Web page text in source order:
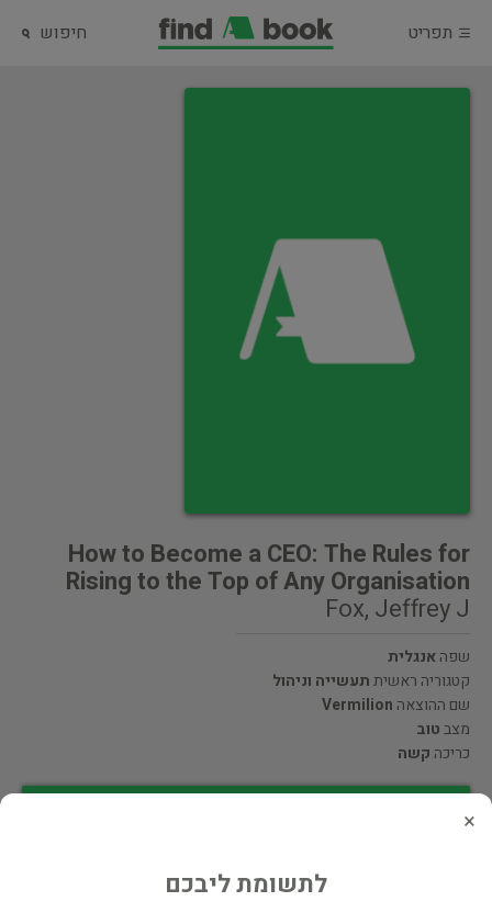
תפריט חיפוש
How to Become a CEO: The Rules for
Rising to the Top of Any Organisation
Fox, Jeffrey J
שפהאנגלית
קטגוריה ראשיתתעשייה וניהול
שם ההוצאה Vermilion
מצבטוב
כריכה קשה
×
לתשומת ליבכם